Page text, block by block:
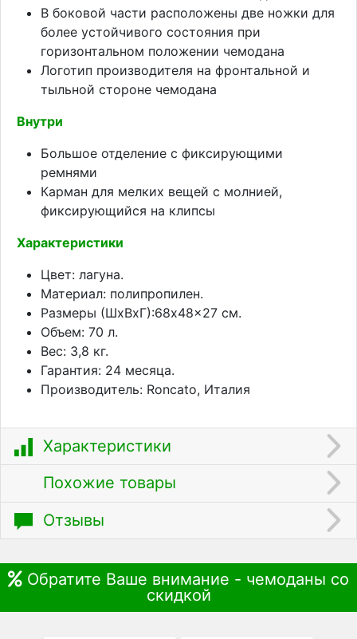
В боковой части расположены две ножки для
более устойчивого состояния при
горизонтальном положении чемодана
Логотип производителя на фронтальной и
тыльной стороне чемодана
Внутри
Большое отделение с фиксирующими
ремнями
Карман для мелких вещей с молнией,
фиксирующийся на клипсы
Характеристики
Цвет: лагуна.
Материал: полипропилен.
Размеры (ШхВхГ):68x48x27 см.
Объем: 70 л.
Вес: 3,8 кг.
Гарантия: 24 месяца.
Производитель: Roncato, Италия
Характеристики
Похожие товары
Отзывы
Обратите Ваше внимание - чемоданы со
скидкой